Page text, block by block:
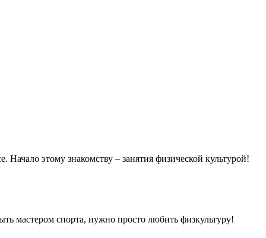
этому знакомству – занятия физической культурой!
мастером спорта, нужно просто любить физкультуру!